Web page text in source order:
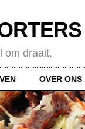
om draait.
OVER ONS